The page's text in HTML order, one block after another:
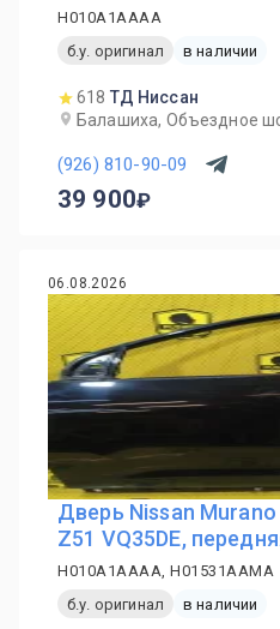
H010A1AAAA
б.у. оригинал
в наличии
618 ТД Ниссан
Балашиха, Объездное
(926) 810-90-09
39 900
06.08.2026
Дверь Nissan
Z51 VQ35DE,
H010A1AAAA, H01531AAMA
б.у. оригинал
в наличии